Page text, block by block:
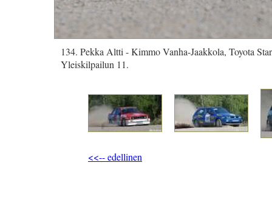
134. Pekka Altti - Kimmo Vanha-Jaakkola, Toyota
Yleiskilpailun 11.
<<-- edellinen